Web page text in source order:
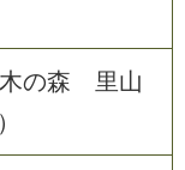
木の森 里山